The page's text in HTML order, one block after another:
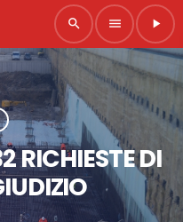
search menu play_arrow
RICHIESTE DI